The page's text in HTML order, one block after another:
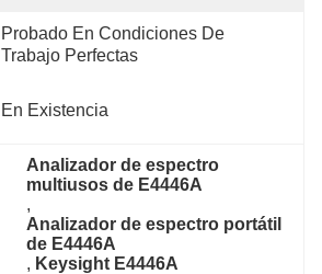
Probado En Condiciones De
Trabajo Perfectas
En Existencia
Analizador de espectro
multiusos de E4446A
,
Analizador de espectro portátil
de E4446A
, Keysight E4446A